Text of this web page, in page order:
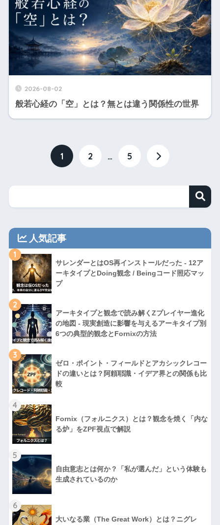
2026-08-02
般若心経の「空」とは？無とは違う関係性の世界
1 2 … 5
人気記事
1
サレンダーとはOS再インストールだった - 12ア
ーキタイプとDoing観念 / Beingコード照応マッ
プ
2
アーキタイプと観念で読み解くZプレイヤー進化
の地図 - 現実創造に影響を与えるアーキタイプ別
6つの典型的観念とFornixの方法
3
ゼロ・ポイント・フィールドとアカシックレコー
ドの違いとは？阿頼耶識・イデア界との関係も比
較
4
Fornix（フォルニクス）とは？観念を焼く「内な
る炉」をZPF視点で解説
5
自由意志とは何か？「私が選んだ」という体験も
生成されているのか
6
大いなる業（The Great Work）とは？ニグレ